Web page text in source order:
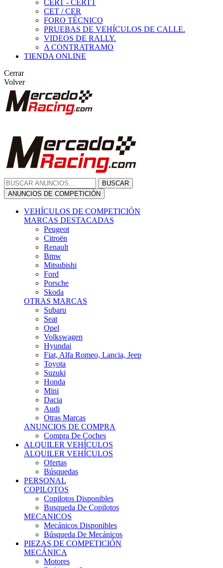
CERT - CERTT
CET / CER
FORO TÉCNICO
PRUEBAS DE VEHÍCULOS DE CALLE.
VIDEOS DE RALLY.
A CONTRATRAMO
TIENDA ONLINE
Cerrar
Volver
BUSCAR
ANUNCIOS DE COMPETICIÓN
VEHÍCULOS DE COMPETICIÓN
MARCAS DESTACADAS
Peugeot
Citroën
Renault
Bmw
Mitsubishi
Ford
Porsche
Skoda
OTRAS MARCAS
Subaru
Seat
Opel
Volkswagen
Hyundai
Fiat, Alfa Romeo, Lancia, Jeep
Toyota
Suzuki
Honda
Mini
Dacia
Audi
Otras Marcas
ANUNCIOS DE COMPRA
Compra De Coches
ALQUILER VEHÍCULOS
ALQUILER VEHÍCULOS
Ofertas
Búsquedas
PERSONAL
COPILOTOS
Copilotos Disponibles
Busqueda De Copilotos
MECANICOS
Mecánicos Disponibles
Búsqueda De Mecánicos
PIEZAS DE COMPETICIÓN
MECÁNICA
Motores
Refrigeración